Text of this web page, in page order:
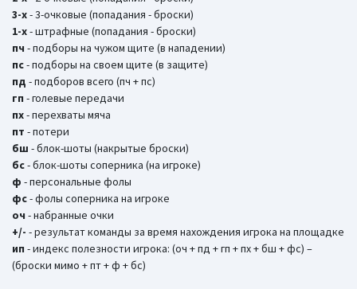
3-х- 3-очковые (попадания - броски)
1-х- штрафные (попадания - броски)
пч - подборы на чужом щите (в нападении)
пс- подборы на своем щите (в защите)
пд - подборов всего (пч + пс)
гп - голевые передачи
пх- перехваты мяча
пт - потери
бш - блок-шоты (накрытые броски)
бc- блок-шоты соперника (на игроке)
ф - персональные фолы
фс- фолы соперника на игроке
оч - набранные очки
+/- - результат команды за время нахождения игрока на площадке
ип - индекс полезности игрока: (оч + пд + гп + пх + бш + фс) –
(броски мимо + пт + ф + бс)